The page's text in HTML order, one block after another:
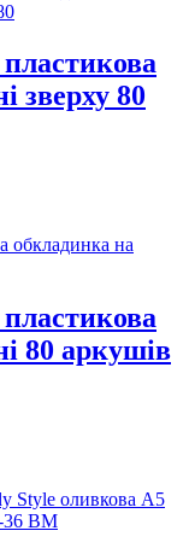
зверху 80
80 аркушів